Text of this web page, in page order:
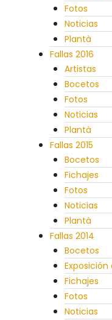
Fotos
Noticias
Plantà
Fallas 2016
Artistas
Bocetos
Fotos
Noticias
Plantà
Fallas 2015
Bocetos
Fichajes
Fotos
Noticias
Plantà
Fallas 2014
Bocetos
Exposición
Fichajes
Fotos
Noticias